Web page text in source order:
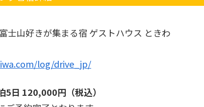
士山好きが集まる宿 ゲストハウス ときわ
log/drive_jp/
5日 120,000円（税込）